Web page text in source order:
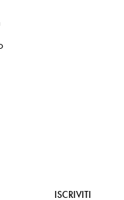
ISCRIVITI